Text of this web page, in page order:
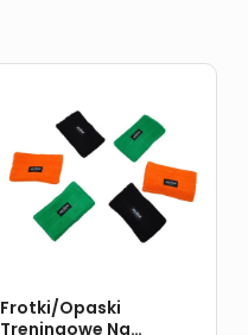
Frotki/Opaski
Treningowe Na